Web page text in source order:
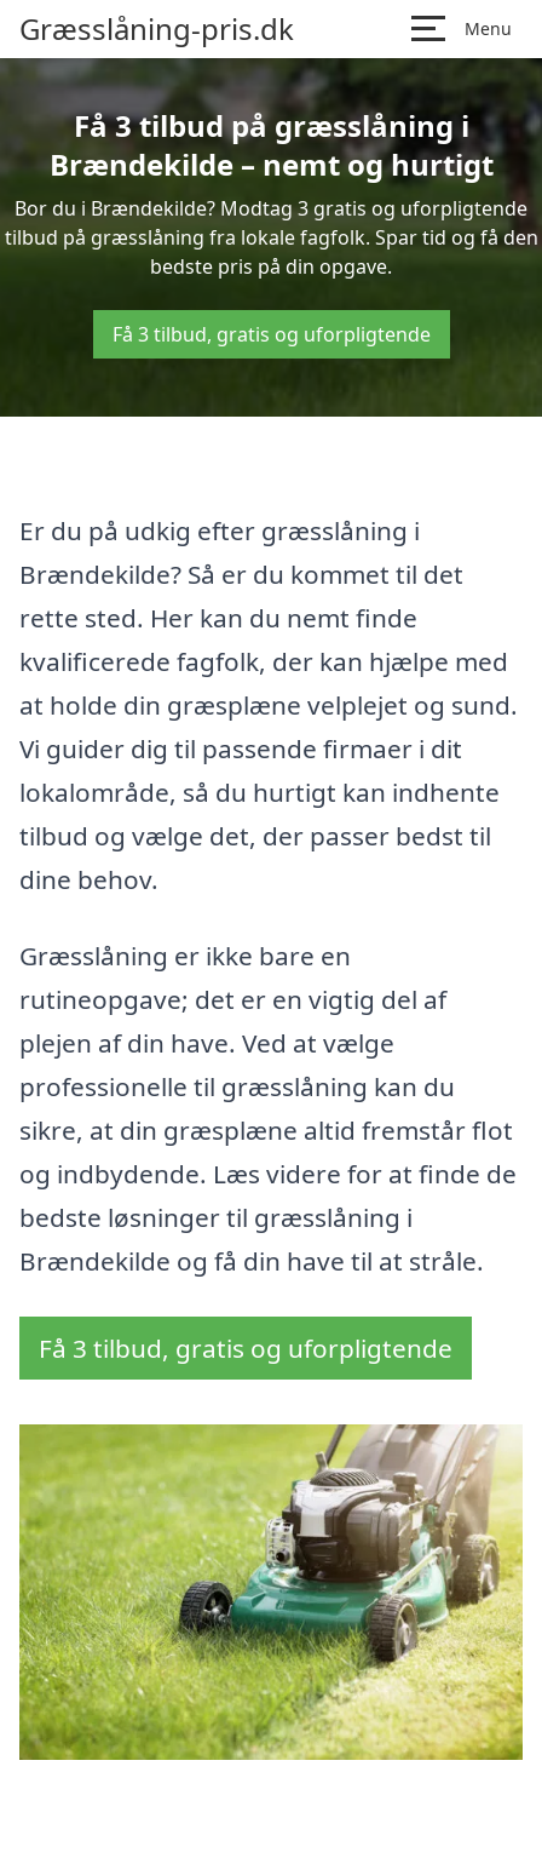
Græsslåning-pris.dk Menu
Få 3 tilbud på græsslåning i
Brændekilde – nemt og hurtigt
Bor du i Brændekilde? Modtag 3 gratis og uforpligtende
tilbud på græsslåning fra lokale fagfolk. Spar tid og få den
bedste pris på din opgave.
Få 3 tilbud, gratis og uforpligtende
Er du på udkig efter græsslåning i
Brændekilde? Så er du kommet til det
rette sted. Her kan du nemt finde
kvalificerede fagfolk, der kan hjælpe med
at holde din græsplæne velplejet og sund.
Vi guider dig til passende firmaer i dit
lokalområde, så du hurtigt kan indhente
tilbud og vælge det, der passer bedst til
dine behov.
Græsslåning er ikke bare en
rutineopgave; det er en vigtig del af
plejen af din have. Ved at vælge
professionelle til græsslåning kan du
sikre, at din græsplæne altid fremstår flot
og indbydende. Læs videre for at finde de
bedste løsninger til græsslåning i
Brændekilde og få din have til at stråle.
Få 3 tilbud, gratis og uforpligtende